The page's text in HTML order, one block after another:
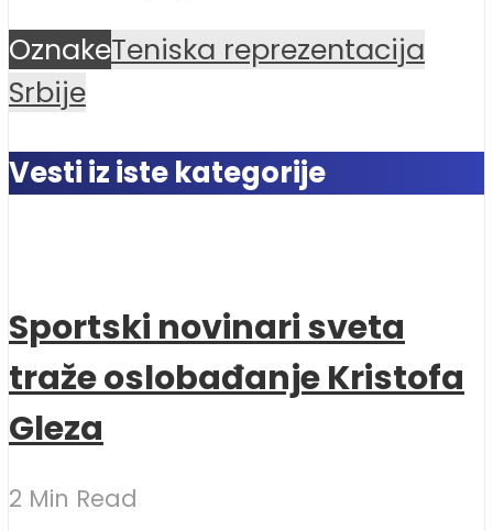
OznakeTeniska reprezentacija
Srbije
Vesti iz iste kategorije
Sportski novinari sveta
traže oslobađanje Kristofa
Gleza
2 Min Read